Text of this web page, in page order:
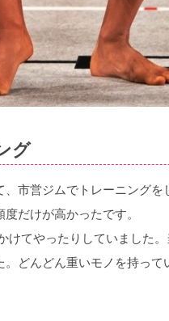
グ
、市営ジムでトレーニング
だけが高かったです。
けてやったりしていました
どんどん重いモノを持っ